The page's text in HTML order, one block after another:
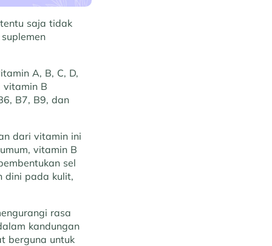
saja tidak
A, B, C, D,
vitamin B
B7, B9, dan
dari vitamin ini
vitamin B
sel
dini pada kulit,
rasa
kandungan
berguna untuk